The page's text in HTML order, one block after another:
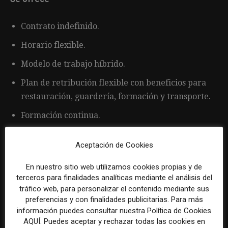
Contrato indefinido.
Horario flexible.
Modelo de trabajo híbrido.
Plan de retribución flexible con beneficios para
restauración, guardería, formación y transporte.
Formación continua.
Entorno de trabajo colaborativo.
Aceptación de Cookies
En nuestro sitio web utilizamos cookies propias y de
terceros para finalidades analíticas mediante el análisis del
tráfico web, para personalizar el contenido mediante sus
preferencias y con finalidades publicitarias. Para más
información puedes consultar nuestra Política de Cookies
AQUÍ. Puedes aceptar y rechazar todas las cookies en